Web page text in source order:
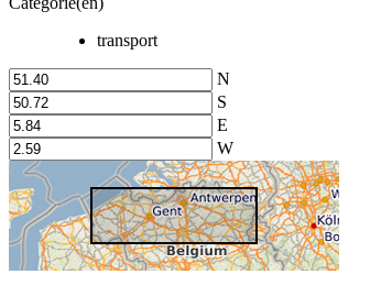
transport
N
S
E
W